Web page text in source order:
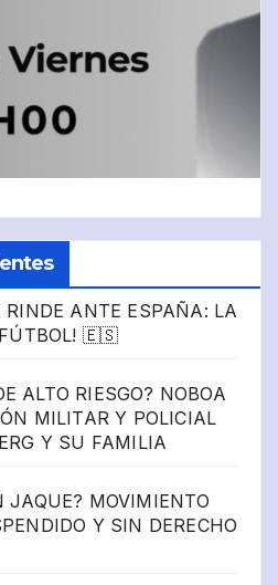
RINDE ANTE ESPAÑA: LA
FÚTBOL! 🇪🇸
ALTO RIESGO? NOBOA
MILITAR Y POLICIAL
Y SU FAMILIA
JAQUE? MOVIMIENTO
Y SIN DERECHO